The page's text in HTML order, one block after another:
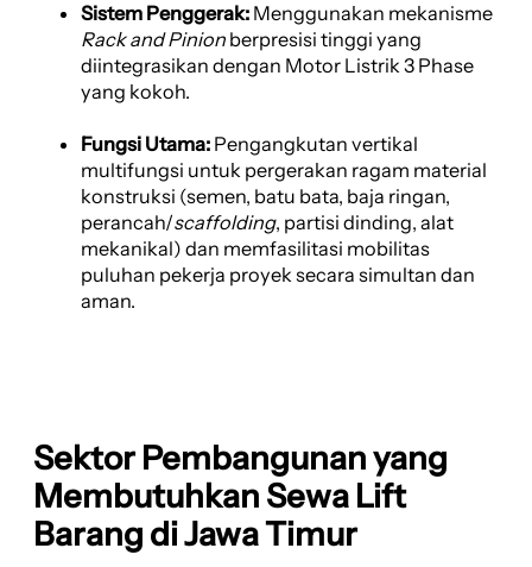
Sistem Penggerak: Menggunakan mekanisme
Rack and Pinion berpresisi tinggi yang
diintegrasikan dengan Motor Listrik 3 Phase
yang kokoh.
Fungsi Utama: Pengangkutan vertikal
multifungsi untuk pergerakan ragam material
konstruksi (semen, batu bata, baja ringan,
perancah/scaffolding, partisi dinding, alat
mekanikal) dan memfasilitasi mobilitas
puluhan pekerja proyek secara simultan dan
aman.
Sektor Pembangunan yang
Membutuhkan Sewa Lift
Barang di Jawa Timur